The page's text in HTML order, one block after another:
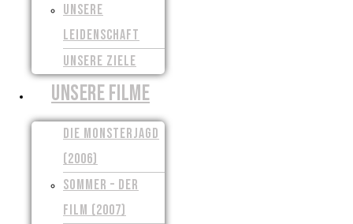
UNSERE
LEIDENSCHAFT
UNSERE ZIELE
UNSERE FILME
DIE MONSTERJAGD
(2006)
SOMMER – DER
FILM (2007)